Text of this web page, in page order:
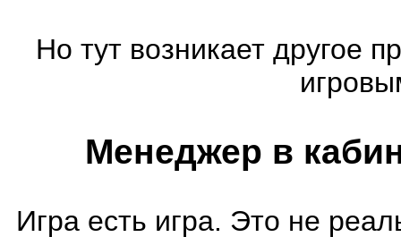
Но тут возникает другое
Менеджер в
Игра есть игра. Это не